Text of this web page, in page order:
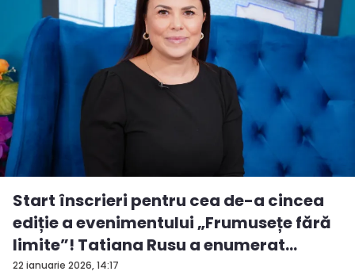
22 ianuarie 2026, 14:17
Start înscrieri pentru cea de-a cincea
ediție a evenimentului „Frumusețe fără
limite”! Tatiana Rusu a enumerat
criter...